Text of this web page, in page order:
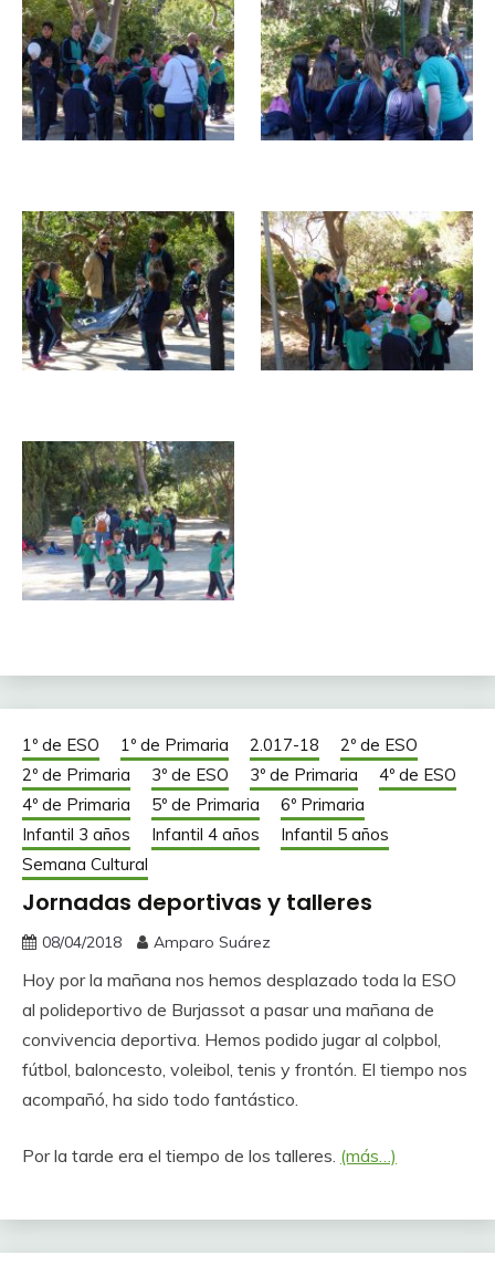
1º de ESO 1º de Primaria 2.017-18
2º de ESO
2º de Primaria
3º de ESO 3º de Primaria
4º de ESO
4º de Primaria
5º de Primaria
6º Primaria
Infantil 3 años
Infantil 4 años
Infantil 5 años
Semana Cultural
Jornadas deportivas y talleres
08/04/2018 Amparo Suárez
Hoy por la mañana nos hemos desplazado toda la ESO
al polideportivo de Burjassot a pasar una mañana de
convivencia deportiva. Hemos podido jugar al colpbol,
fútbol, baloncesto, voleibol, tenis y frontón. El tiempo nos
acompañó, ha sido todo fantástico.
Por la tarde era el tiempo de los talleres. (más…)